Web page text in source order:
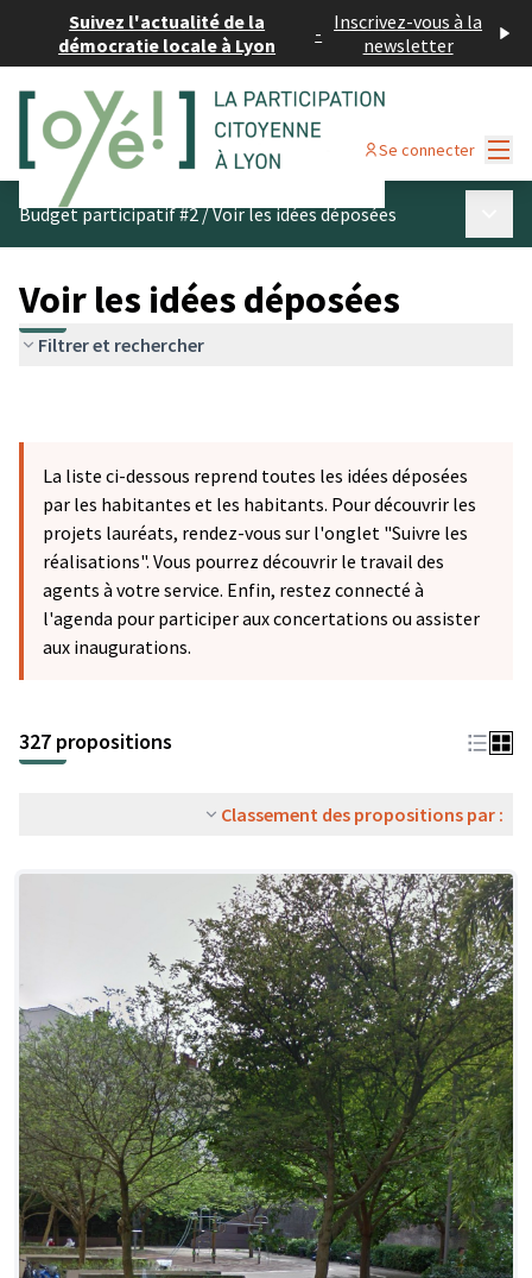
Suivez l'actualité de la
démocratie locale à Lyon
- Inscrivez-vous à la
newsletter
Se connecter
Budget participatif #2/Voir les idées déposées
Voir les idées déposées
Filtrer et rechercher
La liste ci-dessous reprend toutes les idées déposées
par les habitantes et les habitants. Pour découvrir les
projets lauréats, rendez-vous sur l'onglet "Suivre les
réalisations". Vous pourrez découvrir le travail des
agents à votre service. Enfin, restez connecté à
l'agenda pour participer aux concertations ou assister
aux inaugurations.
327 propositions
Classement des propositions par :